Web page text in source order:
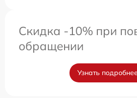
Скидка -10% при
обращении
Узнать подробнее